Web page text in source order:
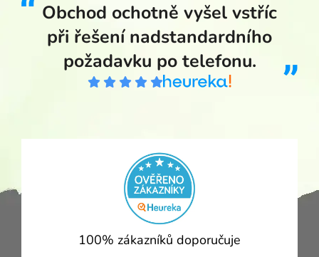
Obchod ochotně vyšel vstříc
při řešení nadstandardního
požadavku po telefonu.
100% zákazníků doporučuje